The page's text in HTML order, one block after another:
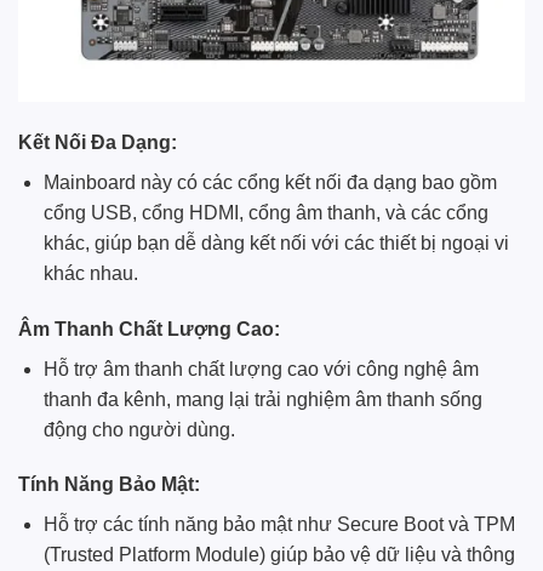
Kết Nối Đa Dạng:
Mainboard này có các cổng kết nối đa dạng bao gồm
cổng USB, cổng HDMI, cổng âm thanh, và các cổng
khác, giúp bạn dễ dàng kết nối với các thiết bị ngoại vi
khác nhau.
Âm Thanh Chất Lượng Cao:
Hỗ trợ âm thanh chất lượng cao với công nghệ âm
thanh đa kênh, mang lại trải nghiệm âm thanh sống
động cho người dùng.
Tính Năng Bảo Mật:
Hỗ trợ các tính năng bảo mật như Secure Boot và TPM
(Trusted Platform Module) giúp bảo vệ dữ liệu và thông